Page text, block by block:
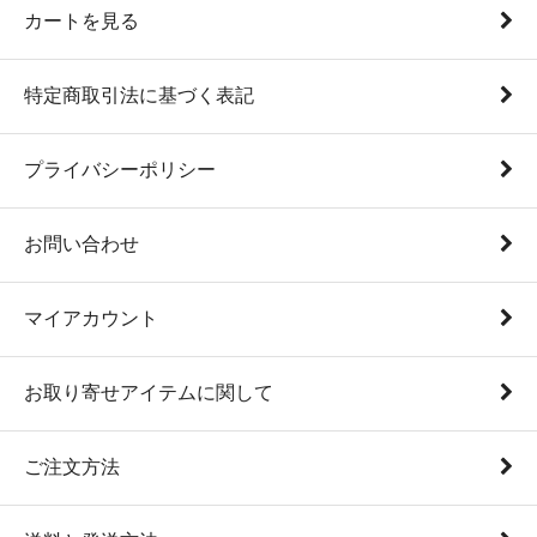
カートを見る
特定商取引法に基づく表記
プライバシーポリシー
お問い合わせ
マイアカウント
お取り寄せアイテムに関して
ご注文方法